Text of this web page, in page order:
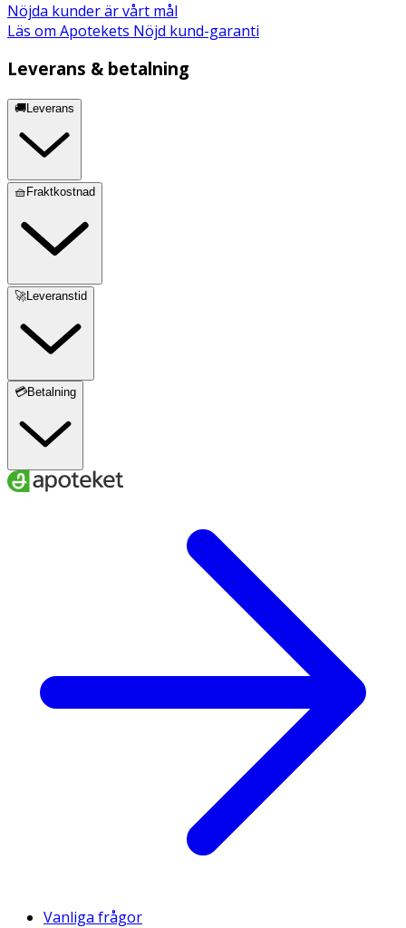
Nöjda kunder är vårt mål
Läs om Apotekets Nöjd kund-garanti
Leverans & betalning
🚚Leverans
🧺Fraktkostnad
🚀Leveranstid
💳Betalning
Vanliga frågor